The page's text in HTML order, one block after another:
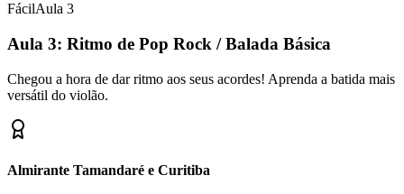
FácilAula 3
Aula 3: Ritmo de Pop Rock / Balada Básica
Chegou a hora de dar ritmo aos seus acordes! Aprenda a batida mais
versátil do violão.
Almirante Tamandaré e Curitiba